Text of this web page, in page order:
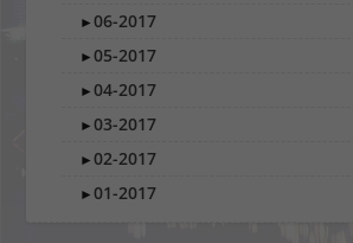
►06-2017
►05-2017
►04-2017
►03-2017
►02-2017
►01-2017